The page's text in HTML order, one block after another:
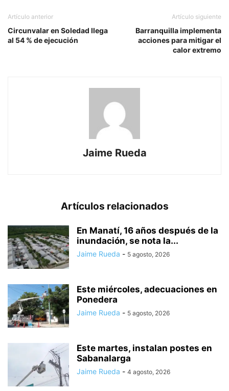
Artículo anterior
Circunvalar en Soledad llega
al 54 % de ejecución
Artículo siguiente
Barranquilla implementa
acciones para mitigar el
calor extremo
Jaime Rueda
Artículos relacionados
En Manatí, 16 años después de la
inundación, se nota la...
Jaime Rueda - 5 agosto, 2026
Este miércoles, adecuaciones en
Ponedera
Jaime Rueda - 5 agosto, 2026
Este martes, instalan postes en
Sabanalarga
Jaime Rueda - 4 agosto, 2026